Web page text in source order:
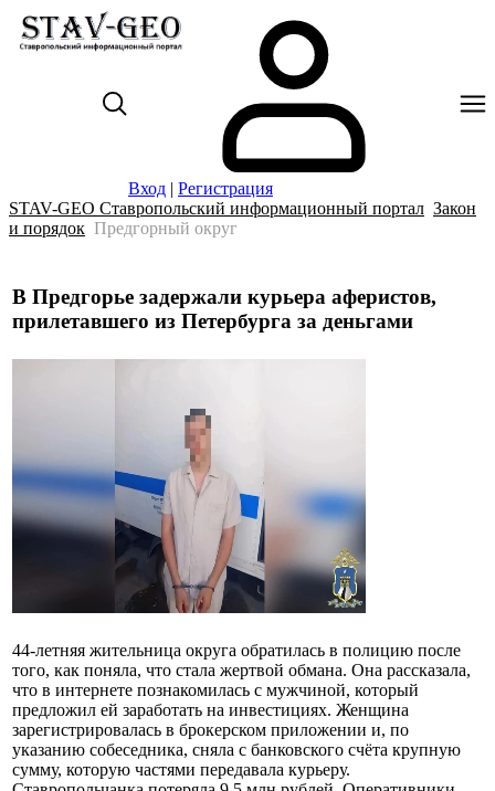
Вход | Регистрация
STAV-GEO Ставропольский информационный портал Закон
и порядок Предгорный округ
В Предгорье задержали курьера аферистов,
прилетавшего из Петербурга за деньгами
44-летняя жительница округа обратилась в полицию после
того, как поняла, что стала жертвой обмана. Она рассказала,
что в интернете познакомилась с мужчиной, который
предложил ей заработать на инвестициях. Женщина
зарегистрировалась в брокерском приложении и, по
указанию собеседника, сняла с банковского счёта крупную
сумму, которую частями передавала курьеру.